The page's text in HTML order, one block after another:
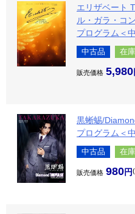
エリザベート
ル・ガラ・コ
プログラム＜
中古品 在
販売価格 5,980
黒蜥蜴/
プログラム＜
中古品 在
販売価格 980